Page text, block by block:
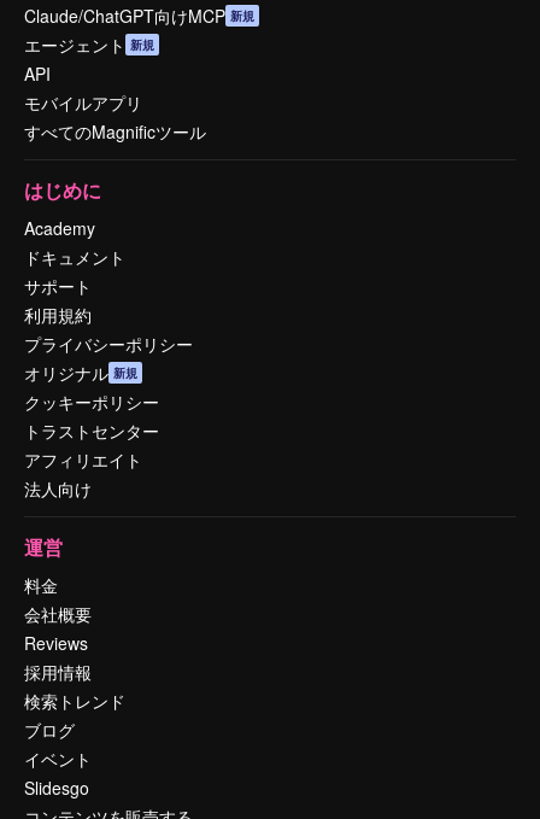
Claude/ChatGPT向けMCP 新規
エージェント 新規
API
モバイルアプリ
すべてのMagnificツール
はじめに
Academy
ドキュメント
サポート
利用規約
プライバシーポリシー
オリジナル 新規
クッキーポリシー
トラストセンター
アフィリエイト
法人向け
運営
料金
会社概要
Reviews
採用情報
検索トレンド
ブログ
イベント
Slidesgo